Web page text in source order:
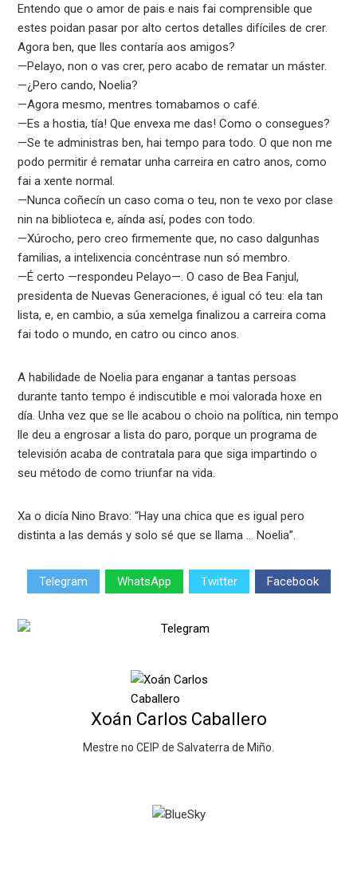
Entendo que o amor de pais e nais fai comprensible que
estes poidan pasar por alto certos detalles difíciles de crer.
Agora ben, que lles contaría aos amigos?
—Pelayo, non o vas crer, pero acabo de rematar un máster.
—¿Pero cando, Noelia?
—Agora mesmo, mentres tomabamos o café.
—Es a hostia, tía! Que envexa me das! Como o consegues?
—Se te administras ben, hai tempo para todo. O que non me
podo permitir é rematar unha carreira en catro anos, como
fai a xente normal.
—Nunca coñecín un caso coma o teu, non te vexo por clase
nin na biblioteca e, aínda así, podes con todo.
—Xúrocho, pero creo firmemente que, no caso dalgunhas
familias, a intelixencia concéntrase nun só membro.
—É certo —respondeu Pelayo—. O caso de Bea Fanjul,
presidenta de Nuevas Generaciones, é igual có teu: ela tan
lista, e, en cambio, a súa xemelga finalizou a carreira coma
fai todo o mundo, en catro ou cinco anos.
A habilidade de Noelia para enganar a tantas persoas
durante tanto tempo é indiscutible e moi valorada hoxe en
día. Unha vez que se lle acabou o choio na política, nin tempo
lle deu a engrosar a lista do paro, porque un programa de
televisión acaba de contratala para que siga impartindo o
seu método de como triunfar na vida.
Xa o dicía Nino Bravo: “Hay una chica que es igual pero
distinta a las demás y solo sé que se llama … Noelia”.
Telegram WhatsApp Twitter Facebook
Xoán Carlos Caballero
Mestre no CEIP de Salvaterra de Miño.